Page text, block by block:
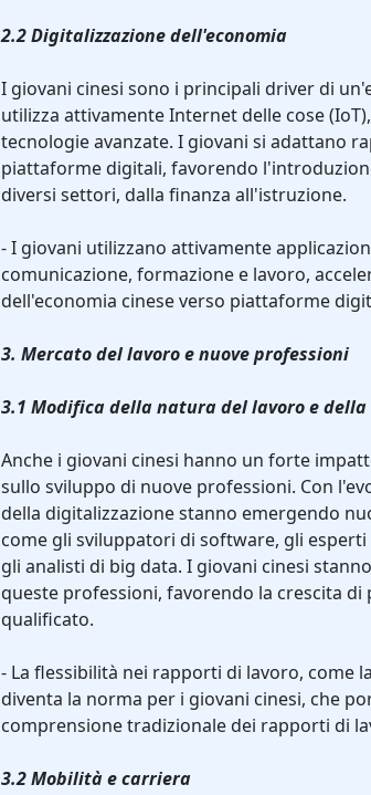
2.2 Digitalizzazione dell'economia
I giovani cinesi sono i principali driver di
utilizza attivamente Internet delle cose
tecnologie avanzate. I giovani si adattano
piattaforme digitali, favorendo
diversi settori, dalla finanza all'istruzione.
- I giovani utilizzano attivamente
comunicazione, formazione e lavoro,
dell'economia cinese verso piattaforme
3. Mercato del lavoro e nuove professioni
3.1 Modifica della natura del lavoro e
Anche i giovani cinesi hanno un forte
sullo sviluppo di nuove professioni. Con
della digitalizzazione stanno emergendo
come gli sviluppatori di software, gli
gli analisti di big data. I giovani cinesi
queste professioni, favorendo la crescita di
qualificato.
- La flessibilità nei rapporti di lavoro, come
diventa la norma per i giovani cinesi, che
comprensione tradizionale dei rapporti di
3.2 Mobilità e carriera